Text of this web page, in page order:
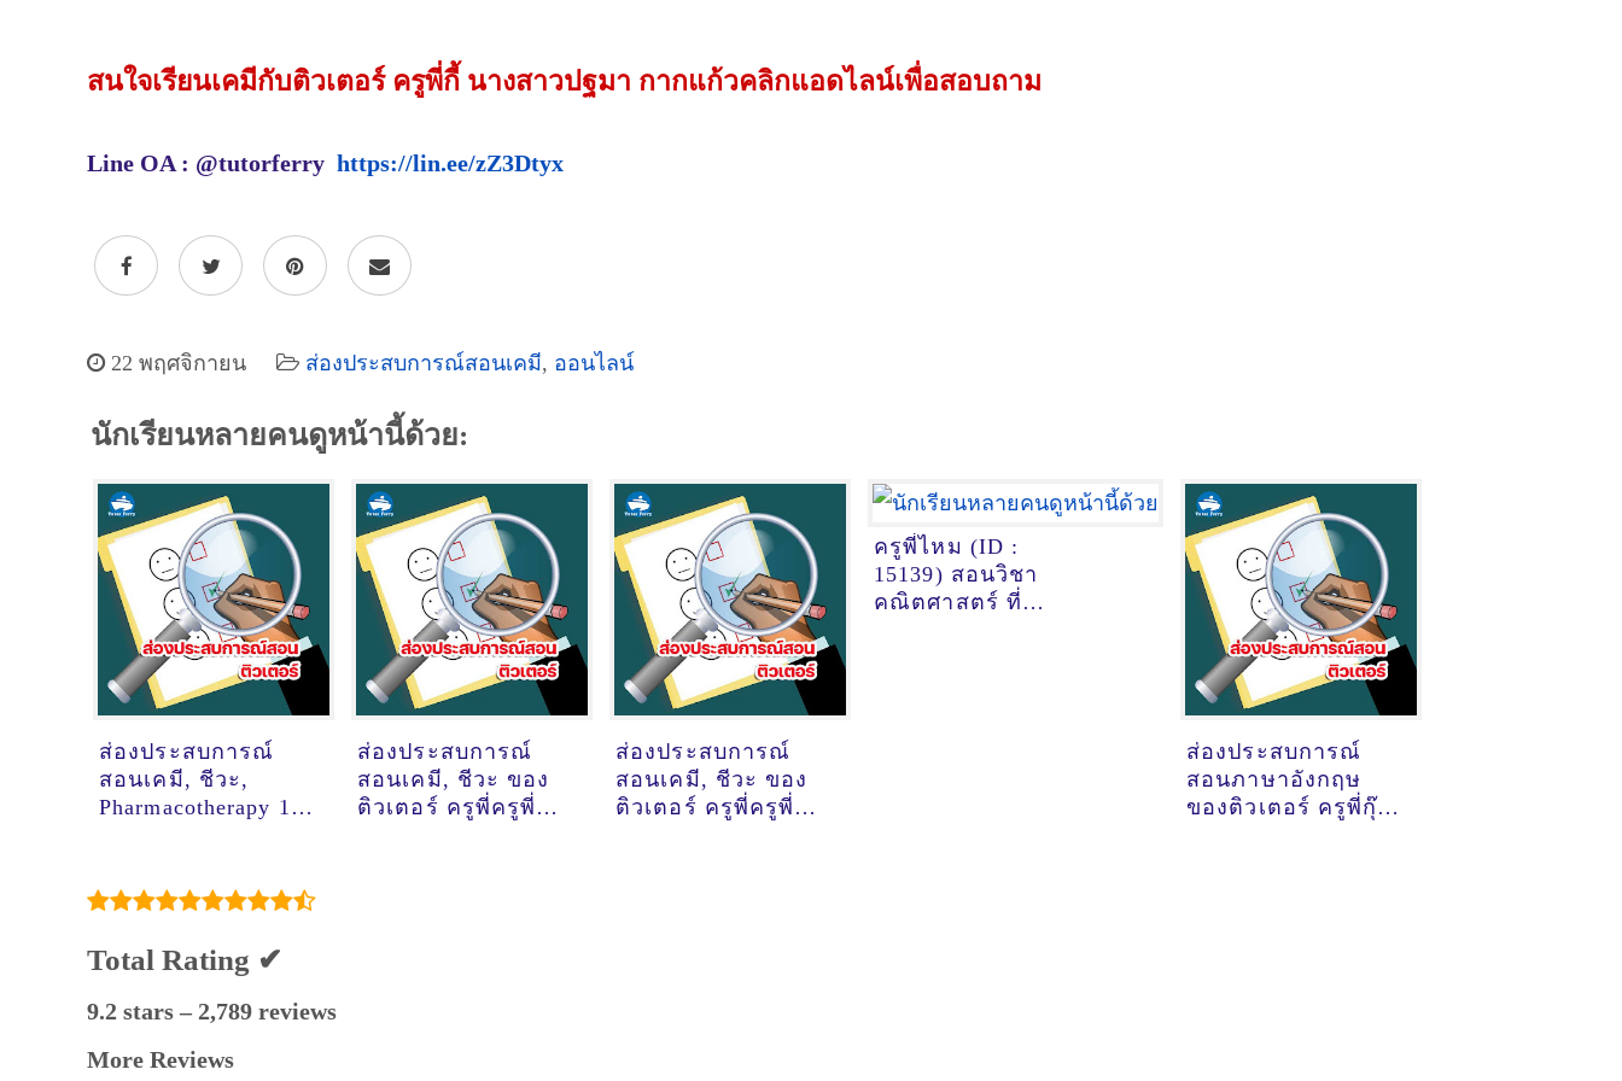
สนใจเรียนเคมีกับติวเตอร์ ครูพี่กี้ นางสาวปฐมา กากแก้วคลิกแอดไลน์เพื่อสอบถาม
Line OA : @tutorferry https://lin.ee/zZ3Dtyx
22 พฤศจิกายน ส่องประสบการณ์สอนเคมี, ออนไลน์
นักเรียนหลายคนดูหน้านี้ด้วย:
ส่องประสบการณ์
สอนเคมี, ชีวะ,
Pharmacotherapy 1
ครูพี่รุจ รุจทิวัตถ์ ภว
ภูตานนท์ ณ
มหาสารคาม
@ออนไลน์
ส่องประสบการณ์
สอนเคมี, ชีวะ ของ
ติวเตอร์ ครูพี่ครูพี่ตี
ส่องประสบการณ์
สอนเคมี, ชีวะ ของ
ติวเตอร์ ครูพี่ครูพี่ตี
ครูพี่ไหม (ID :
15139) สอนวิชา
คณิตศาสตร์ ที่
ส่องประสบการณ์
สอนภาษาอังกฤษ
ของติวเตอร์ ครูพี่กุ๊ก
Total Rating ✔
9.2 stars – 2,789 reviews
More Reviews